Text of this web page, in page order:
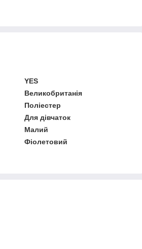
YES
Великобританія
Поліестер
Для дівчаток
Малий
Фіолетовий